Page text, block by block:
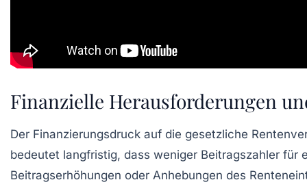
Finanzielle Herausforderungen
Der Finanzierungsdruck auf die gesetzliche
bedeutet langfristig, dass weniger Beitragszahler für
Beitragserhöhungen oder Anhebungen des